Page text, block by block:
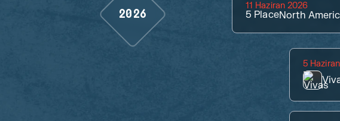
2026
11 Haziran 2026
5 PlaceNorth
5